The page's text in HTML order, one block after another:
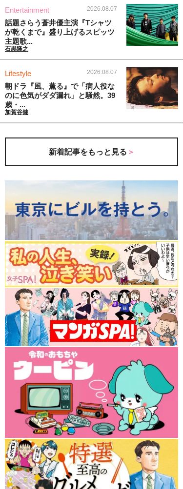
Entertainment 2026.08.07
話題さらう蒼井優主演『Tシャツ
が乾くまで』盛り上げるスピッツ
主題歌...
石黒隆之
Lifestyle 2026.08.07
朝ドラ『風、薫る』で「病人役な
のに色気がダダ漏れ」と騒然。39
歳・...
加賀谷健
新着記事をもっと見る